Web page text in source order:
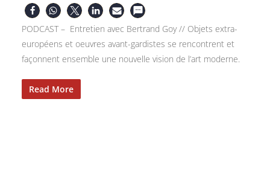
PODCAST – Entretien avec Bertrand Goy // Objets extra-
européens et oeuvres avant-gardistes se rencontrent et
façonnent ensemble une nouvelle vision de l’art moderne.
Read More